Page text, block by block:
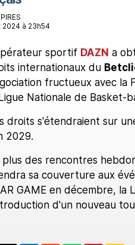
2024 à 23h54
sportif DAZN a
internationaux du
fructueux avec la
Nationale de Basket-
droits s'étendraient sur
2029.
plus des rencontres
sa couverture aux
GAME en décembre, la
d'un nouveau